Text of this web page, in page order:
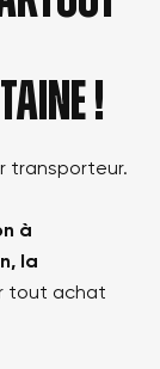
!
transporteur.
à
la
tout achat